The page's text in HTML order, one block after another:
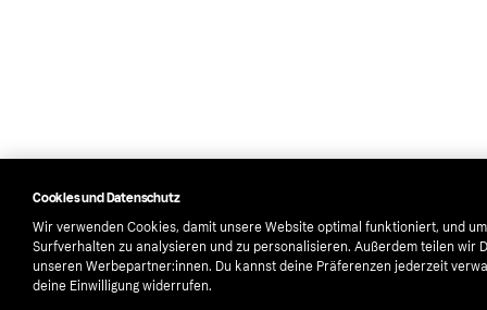
Cookies und Datenschutz
Wir verwenden Cookies, damit unsere Website optimal funktioniert, und
Surfverhalten zu analysieren und zu personalisieren. Außerdem teilen wir
unseren Werbepartner:innen. Du kannst deine Präferenzen jederzeit
deine Einwilligung widerrufen.